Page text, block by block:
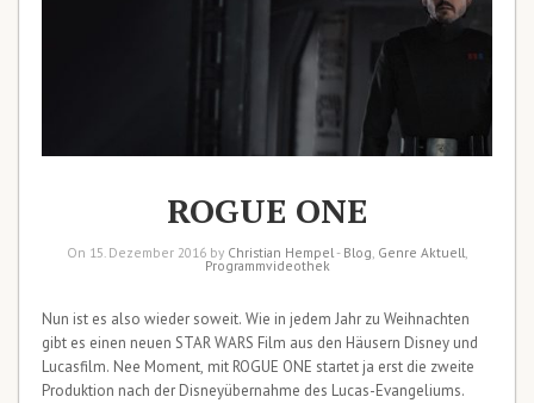
ROGUE ONE
On 15. Dezember 2016 by Christian Hempel - Blog Genre Aktuell
Programmvideothek
Nun ist es also wieder soweit. Wie in jedem Jahr zu Weihnachten
gibt es einen neuen STAR WARS Film aus den Häusern Disney und
Lucasfilm. Nee Moment, mit ROGUE ONE startet ja erst die zweite
Produktion nach der Disneyübernahme des Lucas-Evangeliums.